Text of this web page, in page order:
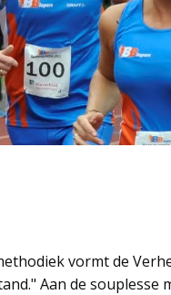
vormt de
Aan de souplesse